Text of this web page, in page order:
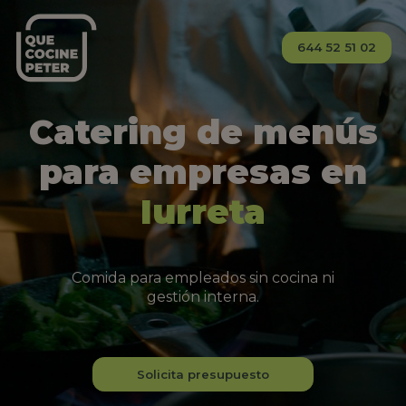
644 52 51 02
Catering de menús
para empresas en
Iurreta
Comida para empleados sin cocina ni
gestión interna.
Solicita presupuesto